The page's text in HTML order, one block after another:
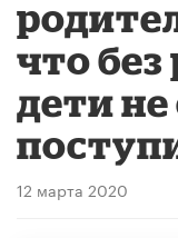
что
дети
12 марта 2020